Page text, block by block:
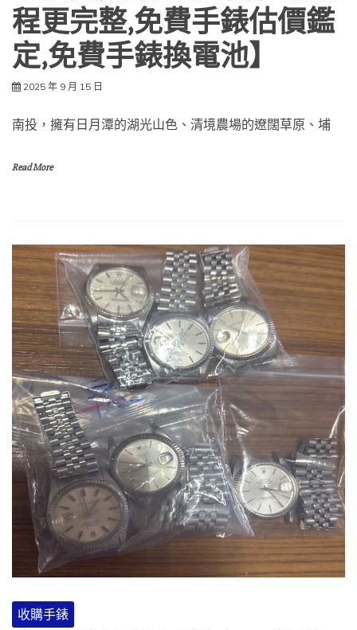
程更完整,免費手錶估價鑑
定,免費手錶換電池】
2025 年 9 月 15 日
南投，擁有日月潭的湖光山色、清境農場的遼闊草原、埔
Read More
收購手錶